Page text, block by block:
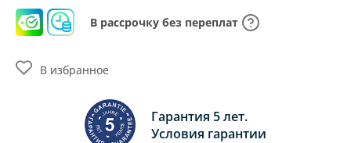
В рассрочку без переплат
Гарантия 5 лет.
Условия гарантии
В избранное